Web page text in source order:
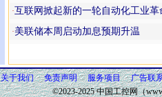
·互联网掀起新的一轮自动化工业革
·美联储本周启动加息预期升温
关于我们 免责声明 服务项目
广告联
©2023-2025 中国工控网（